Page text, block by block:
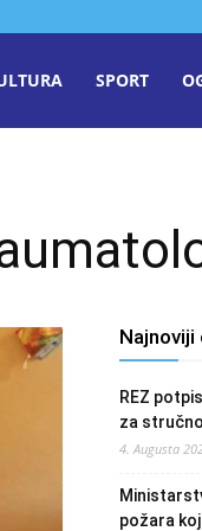
SPORT
Najnoviji
REZ
za
4. Augusta
požara